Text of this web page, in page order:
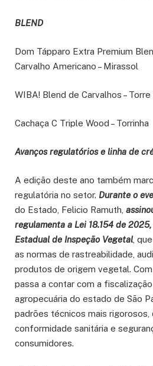
BLEND
Dom Tápparo Extra Premium
Carvalho Americano – Mirassol
WIBA! Blend de Carvalhos –
Cachaça C Triple Wood – Torrinha
Avanços regulatórios e linha de
A edição deste ano também
regulatória no setor. Durante o
do Estado, Felicio Ramuth,
regulamenta a Lei 18.154 de
Estadual de Inspeção Vegetal ,
as normas de rastreabilidade,
produtos de origem vegetal.
passa a contar com a
agropecuária do estado de São
padrões técnicos mais rigorosos,
conformidade sanitária e
consumidores.